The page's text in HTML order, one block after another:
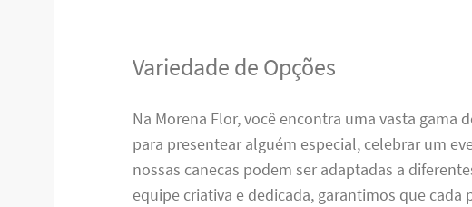
Variedade de Opções
Na Morena Flor, você encontra uma vasta gama
para presentear alguém especial, celebrar um
nossas canecas podem ser adaptadas a
equipe criativa e dedicada, garantimos que cada